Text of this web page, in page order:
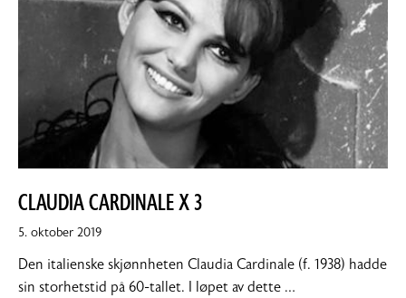
CLAUDIA CARDINALE X 3
5. oktober 2019
Den italienske skjønnheten Claudia Cardinale (f. 1938) hadde
sin storhetstid på 60-tallet. I løpet av dette …